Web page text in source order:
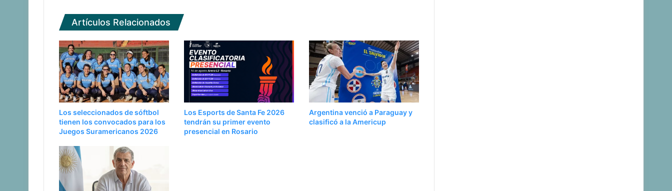
Artículos Relacionados
Los seleccionados de sóftbol
tienen los convocados para los
Juegos Suramericanos 2026
Los Esports de Santa Fe 2026
tendrán su primer evento
presencial en Rosario
Argentina venció a Paraguay y
clasificó a la Americup